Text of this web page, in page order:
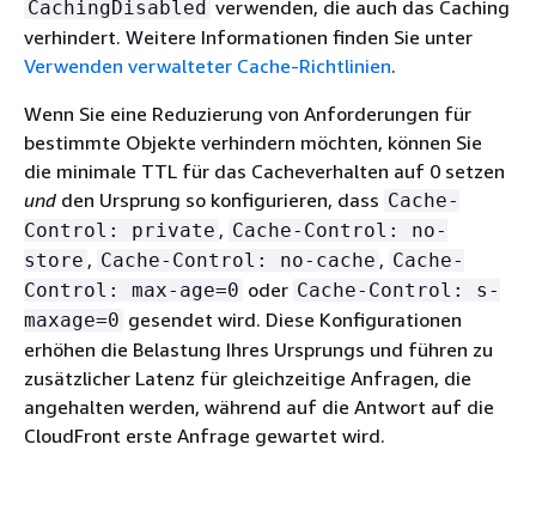
CachingDisabled verwenden, die auch das Caching
verhindert. Weitere Informationen finden Sie unter
Verwenden verwalteter Cache-Richtlinien.
Wenn Sie eine Reduzierung von Anforderungen für
bestimmte Objekte verhindern möchten, können Sie
die minimale TTL für das Cacheverhalten auf 0 setzen
und den Ursprung so konfigurieren, dass Cache-
Control: private , Cache-Control: no-
store , Cache-Control: no-cache , Cache-
Control: max-age=0 oder Cache-Control: s-
maxage=0 gesendet wird. Diese Konfigurationen
erhöhen die Belastung Ihres Ursprungs und führen zu
zusätzlicher Latenz für gleichzeitige Anfragen, die
angehalten werden, während auf die Antwort auf die
CloudFront erste Anfrage gewartet wird.